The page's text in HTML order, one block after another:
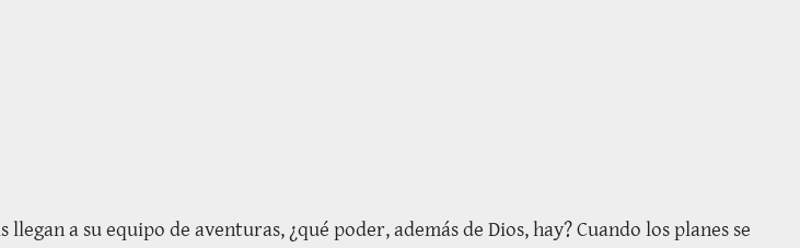
a su equipo de aventuras, ¿qué poder, además de Dios, hay? Cuando los planes se